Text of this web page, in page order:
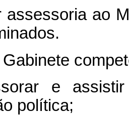
assessoria ao
e
política;